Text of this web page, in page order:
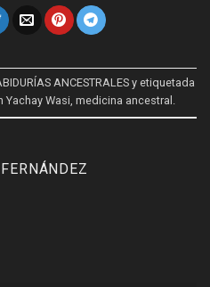
ANCESTRALESy etiquetada
Yachay Wasi, medicina ancestral .